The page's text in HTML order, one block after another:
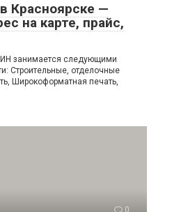
Красноярске —
на карте, прайс,
занимается следующими
Строительные, отделочные
Широкоформатная печать,
0